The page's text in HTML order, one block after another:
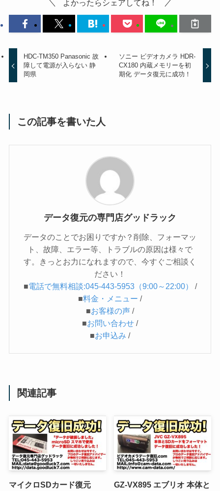
よかったらシェアしてね！
HDC-TM350 Panasonic 故
障して電源が入らない 静
岡県
ソニー ビデオカメラ HDR-
CX180 内蔵メモリーを初
期化 データ復元に成功！
この記事を書いた人
データ復元の専門店グッドラック
データのことでお困りですか？削除、フォーマッ
ト、故障、エラー等、トラブルの原因は様々で
す。きっとお力になれますので、今すぐご相談く
ださい！
■電話で無料相談:045-443-5953（9:00～22:00）
/
■料金・メニュー /
■お客様の声 /
■お問い合わせ /
■お申込み /
関連記事
マイクロSDカード復元
GZ-VX895 エブリオ 本体と